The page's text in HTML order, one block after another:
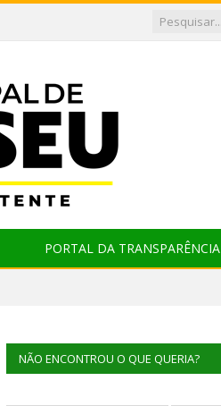
PORTAL DA TRANSPARÊNCIA
NÃO ENCONTROU O QUE QUERIA?